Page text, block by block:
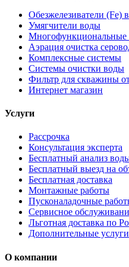
Обезжелезиватели (Fe)
Умягчители воды
Многофункциональные
Аэрация очистка
Комплексные системы
Системы очистки воды
Фильтр для скважины
Интернет магазин
Услуги
Рассрочка
Консультация эксперта
Бесплатный анализ
Бесплатный выезд на
Бесплатная доставка
Монтажные работы
Пусконаладочные
Сервисное
Льготная доставка по
Дополнительные услуги
О компании